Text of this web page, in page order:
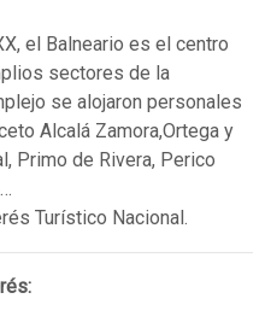
el Balneario es el centro
sectores de la
se alojaron personales
Alcalá Zamora,Ortega y
Primo de Rivera, Perico
Turístico Nacional.